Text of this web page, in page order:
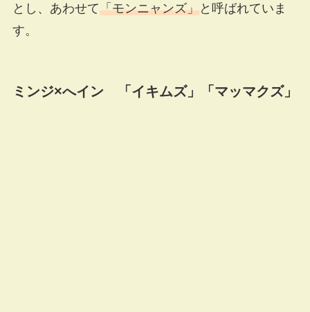
とし、あわせて「モンニャンズ」と呼ばれていま
す。
ミンジ×へイン 「イキムズ」「マッマクズ」